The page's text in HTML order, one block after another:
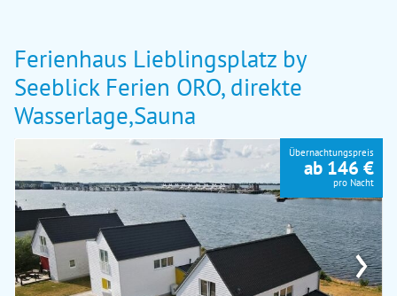
Ferienhaus Lieblingsplatz by
Seeblick Ferien ORO, direkte
Wasserlage,Sauna
›
Übernachtungspreis
ab 146 €
pro Nacht